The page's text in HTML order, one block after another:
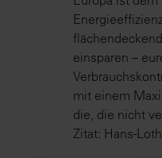
einsparen –
mit einem
die, die nicht
Zitat: Hans-